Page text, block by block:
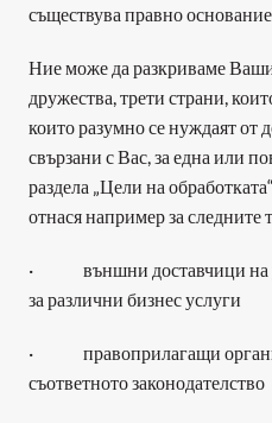
съществува правно основание
Ние може да разкриваме
дружества, трети страни,
които разумно се нуждаят от
свързани с Вас, за една или
раздела „Цели на
отнася например за следните
·              външни
за различни бизнес услуги
·              правоприлагащи
съответното законодателство